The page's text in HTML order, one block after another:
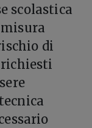
scolastica
di
richiesti